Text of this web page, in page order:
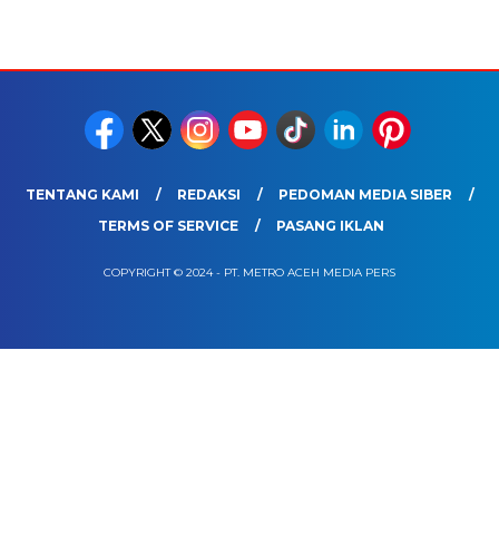
TENTANG KAMI REDAKSI
PEDOMAN MEDIA SIBER
TERMS OF SERVICE
PASANG IKLAN
COPYRIGHT © 2024 - PT. METRO ACEH MEDIA PERS